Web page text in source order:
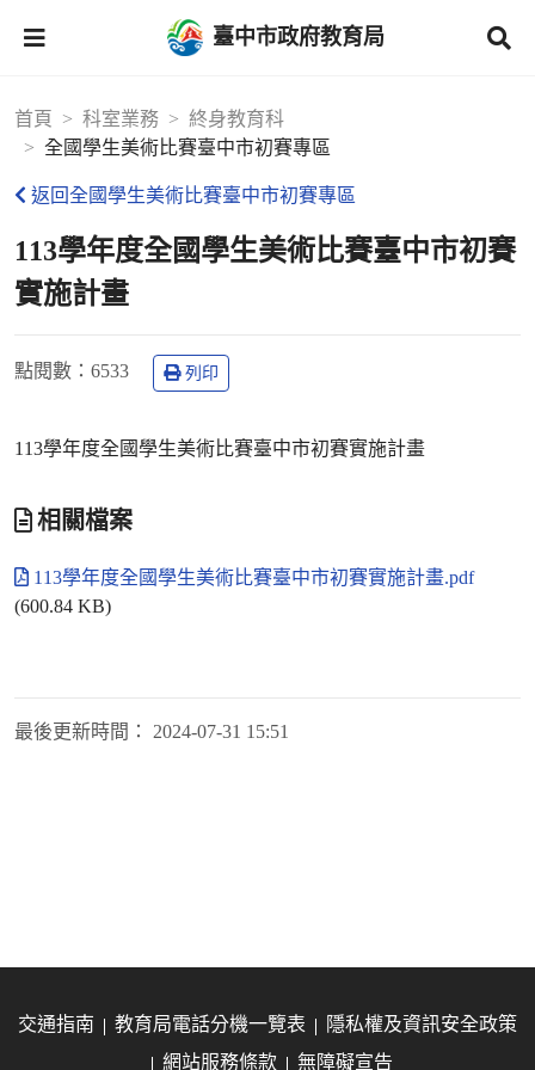
臺中市政府教育局
首頁 科室業務
終身教育科
全國學生美術比賽臺中市初賽專區
返回全國學生美術比賽臺中市初賽專區
113學年度全國學生美術比賽臺中市初賽
實施計畫
點閱數 ：6533 列印
113學年度全國學生美術比賽臺中市初賽實施計畫
相關檔案
113學年度全國學生美術比賽臺中市初賽實施計畫.pdf
(600.84 KB)
最後更新時間： 2024-07-31 15:51
交通指南 教育局電話分機一覽表
隱私權及資訊安全政策
網站服務條款
無障礙宣告